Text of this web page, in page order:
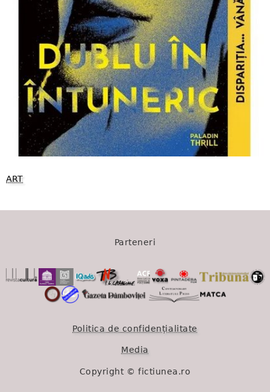
ART
Parteneri
Politica de confidențialitate
Media
Copyright © fictiunea.ro